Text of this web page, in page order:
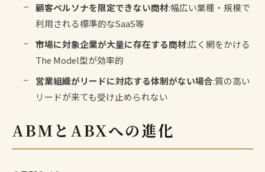
顧客ペルソナを限定できない商材:幅広い業種・規模で
利用される標準的なSaaS等
市場に対象企業が大量に存在する商材:広く網をかける
The Model型が効率的
営業組織がリードに対応する体制がない場合:質の高い
リードが来ても受け止められない
ABMとABXへの進化